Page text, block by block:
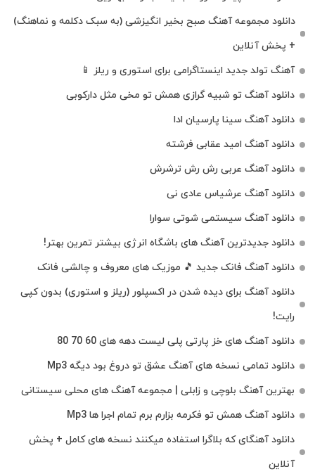
دانلود مجموعه آهنگ صبح بخیر انگیزشی (به سبک دکلمه و نماهنگ)
+ پخش آنلاین
آهنگ تولد جدید اینستاگرامی برای استوری و ریلز 📱
دانلود آهنگ تو شبیه گرازی همش تو مخی مثل دارکوبی
دانلود آهنگ سینا پارسیان ادا
دانلود آهنگ امید عقابی فرشته
دانلود آهنگ عربی رش رش ترشرش
دانلود آهنگ عرشیاس عادی نی
دانلود آهنگ سیستمی شوتی سوارا
دانلود جدیدترین آهنگ‌ های باشگاه انرژی بیشتر تمرین بهتر!
دانلود آهنگ فانک جدید 🎵 موزیک‌ های معروف و چالشی فانک
دانلود آهنگ برای دیده شدن در اکسپلور (ریلز و استوری) بدون کپی
رایت!
دانلود آهنگ های خز پارتی پلی لیست دهه های 60 70 80
دانلود تمامی نسخه های آهنگ عشق تو دروغ بود دیگه Mp3
بهترین آهنگ بلوچی و زابلی | مجموعه آهنگ‌ های محلی سیستانی
دانلود آهنگ همش تو فکرمه بزارم برم تمام اجرا ها Mp3
دانلود آهنگای که بلاگرا استفاده میکنند نسخه های کامل + پخش
آنلاین